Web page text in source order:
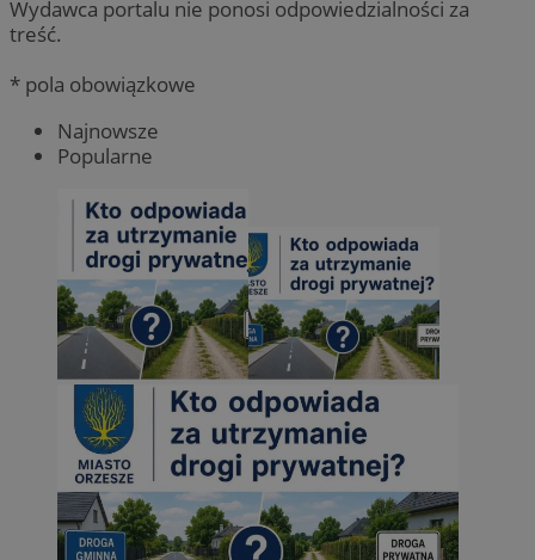
Wydawca portalu nie ponosi odpowiedzialności za
treść.
* pola obowiązkowe
Najnowsze
Popularne